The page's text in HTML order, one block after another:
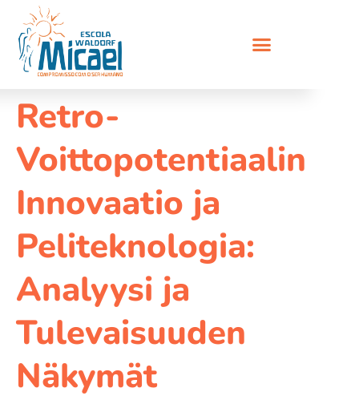
Retro-
Voittopotentiaalin
Innovaatio ja
Peliteknologia:
Analyysi ja
Tulevaisuuden
Näkymät